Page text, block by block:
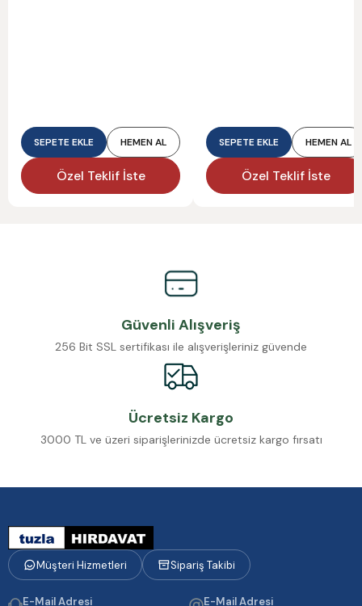
SEPETE EKLE HEMEN AL
Özel Teklif İste
SEPETE EKLE HEMEN AL
Özel Teklif İste
Güvenli Alışveriş
256 Bit SSL sertifikası ile alışverişleriniz güvende
Ücretsiz Kargo
3000 TL ve üzeri siparişlerinizde ücretsiz kargo fırsatı
Müşteri Hizmetleri Sipariş Takibi
E-Mail Adresi E-Mail Adresi